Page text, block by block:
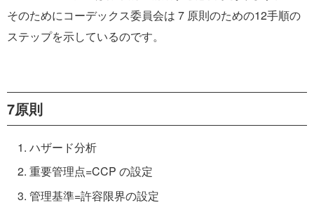
そのためにコーデックス委員会は 7 原則のための12手順の
ステップを示しているのです。
7原則
ハザード分析
重要管理点=CCP の設定
管理基準=許容限界の設定